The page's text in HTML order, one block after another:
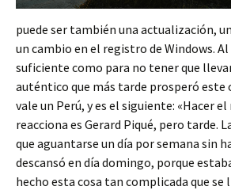
puede ser también una actualización,
un cambio en el registro de Windows.
suficiente como para no tener que
auténtico que más tarde prosperó
vale un Perú, y es el siguiente: «Hacer
reacciona es Gerard Piqué, pero tarde.
que aguantarse un día por semana sin
descansó en día domingo, porque
hecho esta cosa tan complicada que se